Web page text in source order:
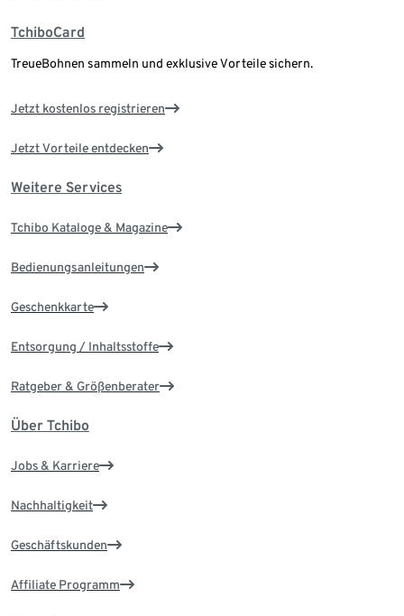
TchiboCard
TreueBohnen sammeln und exklusive Vorteile sichern.
Jetzt kostenlos registrieren
Jetzt Vorteile entdecken
Weitere Services
Tchibo Kataloge & Magazine
Bedienungsanleitungen
Geschenkkarte
Entsorgung / Inhaltsstoffe
Ratgeber & Größenberater
Über Tchibo
Jobs & Karriere
Nachhaltigkeit
Geschäftskunden
Affiliate Programm